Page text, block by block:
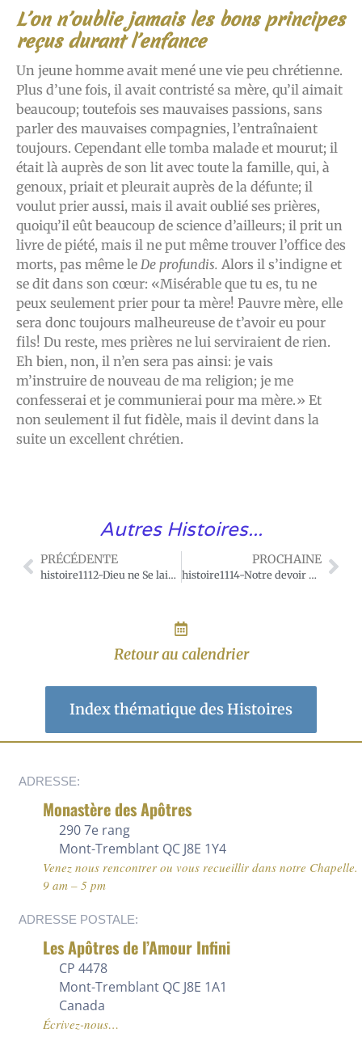
L’on n’oublie jamais les bons principes
reçus durant l’enfance
Un jeune homme avait mené une vie peu chrétienne.
Plus d’une fois, il avait contristé sa mère, qu’il aimait
beaucoup; toutefois ses mauvaises passions, sans
parler des mauvaises compagnies, l’entraînaient
toujours. Cependant elle tomba malade et mourut; il
était là auprès de son lit avec toute la famille, qui, à
genoux, priait et pleurait auprès de la défunte; il
voulut prier aussi, mais il avait oublié ses prières,
quoiqu’il eût beaucoup de science d’ailleurs; il prit un
livre de piété, mais il ne put même trouver l’office des
morts, pas même le De profundis. Alors il s’indigne et
se dit dans son cœur: «Misérable que tu es, tu ne
peux seulement prier pour ta mère! Pauvre mère, elle
sera donc toujours malheureuse de t’avoir eu pour
fils! Du reste, mes prières ne lui serviraient de rien.
Eh bien, non, il n’en sera pas ainsi: je vais
m’instruire de nouveau de ma religion; je me
confesserai et je communierai pour ma mère.» Et
non seulement il fut fidèle, mais il devint dans la
suite un excellent chrétien.
Autres Histoires...
PRÉCÉDENTE
histoire1112-Dieu ne Se laisse pas vaincre en générosité
PROCHAINE
histoire1114-Notre devoir envers les âmes qui nous précèdent dans l’Éternité
Retour au calendrier
Index thématique des Histoires
ADRESSE:
Monastère des Apôtres
290 7e rang
Mont-Tremblant QC J8E 1Y4
Venez nous rencontrer ou vous recueillir dans notre Chapelle.
9 am – 5 pm
ADRESSE POSTALE:
Les Apôtres de l’Amour Infini
CP 4478
Mont-Tremblant QC J8E 1A1
Canada
Écrivez-nous…